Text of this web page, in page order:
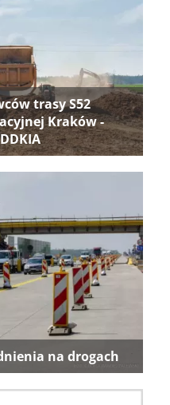
trasy S52
Kraków -
na drogach